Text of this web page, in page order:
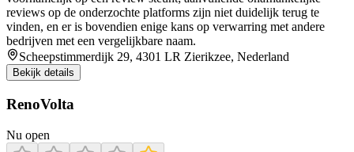
reviews op de onderzochte platforms zijn niet duidelijk terug te
vinden, en er is bovendien enige kans op verwarring met andere
bedrijven met een vergelijkbare naam.
Scheepstimmerdijk 29, 4301 LR Zierikzee, Nederland
Bekijk details
RenoVolta
Nu open